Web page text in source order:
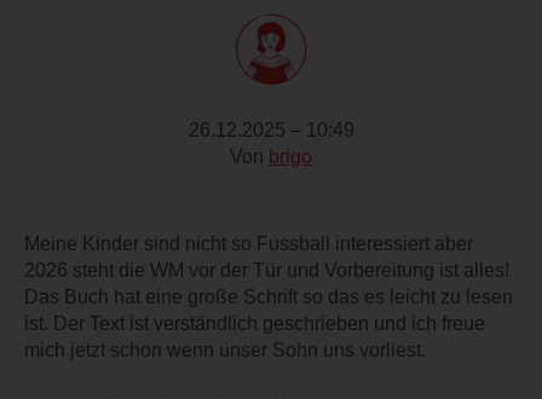
26.12.2025 – 10:49
Von brigo
Meine Kinder sind nicht so Fussball interessiert aber
2026 steht die WM vor der Tür und Vorbereitung ist alles!
Das Buch hat eine große Schrift so das es leicht zu lesen
ist. Der Text ist verständlich geschrieben und ich freue
mich jetzt schon wenn unser Sohn uns vorliest.